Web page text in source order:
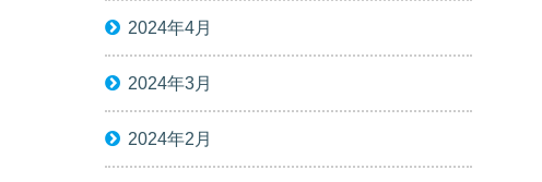
2024年4月
2024年3月
2024年2月